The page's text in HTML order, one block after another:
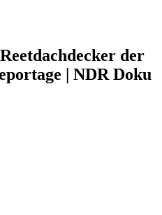
der
| NDR Doku